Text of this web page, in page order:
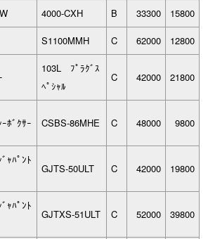
4000-CXH B 33300 15800
S1100MMH C 62000 12800
103L ﾌﾟﾗｸﾞｽ
ﾍﾟｼｬﾙ
C 42000 21800
ﾎﾞｸｻｰ CSBS-86MHE C 48000 9800
ｬﾊﾟﾝﾄ
GJTS-50ULT C 42000 19800
ｬﾊﾟﾝﾄ
GJTXS-51ULT C 52000 39800